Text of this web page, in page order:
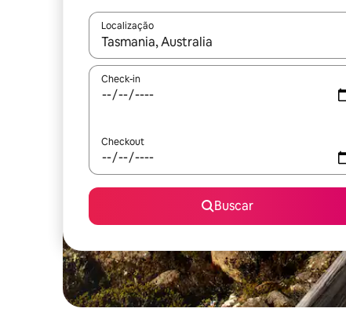
Localização
Quando os resultados estiverem disponíveis,
Check-in
Checkout
Buscar